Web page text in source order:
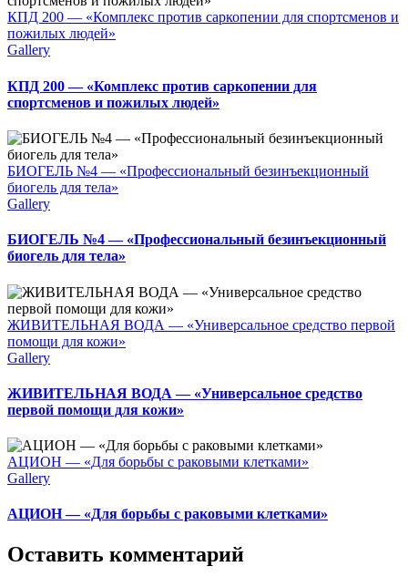
КПД 200 — «Комплекс против саркопении для спортсменов и
пожилых людей»
Gallery
КПД 200 — «Комплекс против саркопении для
спортсменов и пожилых людей»
БИОГЕЛЬ №4 — «Профессиональный безинъекционный
биогель для тела»
Gallery
БИОГЕЛЬ №4 — «Профессиональный безинъекционный
биогель для тела»
ЖИВИТЕЛЬНАЯ ВОДА — «Универсальное средство первой
помощи для кожи»
Gallery
ЖИВИТЕЛЬНАЯ ВОДА — «Универсальное средство
первой помощи для кожи»
АЦИОН — «Для борьбы с раковыми клетками»
Gallery
АЦИОН — «Для борьбы с раковыми клетками»
Оставить комментарий